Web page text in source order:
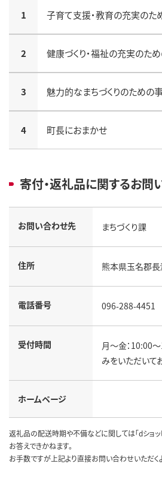
1 子育て支援・教育の充実のた
2 健康づくり・福祉の充実のた
3 魅力的なまちづくりのための
4 町長におまかせ
寄付・返礼品に関するお問
お問い合わせ先 まちづくり課
住所 熊本県玉名郡
電話番号 096-288-4451
受付時間
月～金：10:00
みをいただいて
ホームページ
返礼品の配送時期や不備などに関しては「dショ
お答えできかねます。
お手数ですが上記より直接お問い合わせいただく